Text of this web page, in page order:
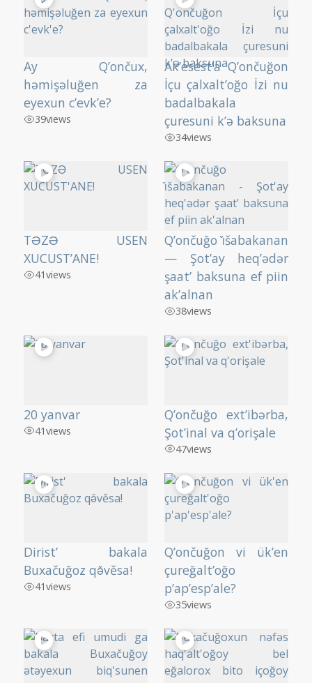
Ay Q’ončux,
həmişəluğen za
eyexun c’evk’e?
39views
Ak’esest’a Q’ončuğon
İçu çalxalt’oğo İzi nu
badalbakala
çuresuni k’ə baksuna
34views
TƏZƏ USEN
XUCUST’ANE!
41views
Q’ončuğo ı̌šabakanan
— Şot’ay heq’ədər
şaat’ baksuna ef piin
ak’alnan
38views
20 yanvar
41views
Q’ončuğo ext’ibərba,
Şot’inal va q’orişale
47views
Dirist’ bakala
Buxačuğoz qə̌věsa!
41views
Q’ončuğon vi ük’en
çureğalt’oğo
p’ap’esp’ale?
35views